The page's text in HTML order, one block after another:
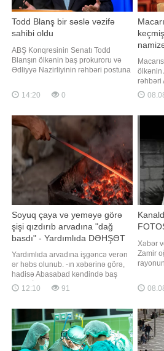
Todd Blanş bir səslə vəzifə
sahibi oldu
ABŞ Konqresinin Senatı Todd
Blanşın ölkənin baş prokuroru və
Ədliyyə Nazirliyinin rəhbəri postuna
təsdiqləyib. xəbər verir ki, bu
barədə "Associated Press" (AP)
respublikaçıların çoxluq təşkil etdiyi
Senat Blanşın namizədliyin
14:20 0
ölkənin
rəhbəri
sürüb.
Soyuq çaya və yeməyə görə
şişi qızdırıb arvadına "dağ
basdı" - Yardımlıda DƏHŞƏT
Yardımlıda arvadına işgəncə verən
ər həbs olunub. -ın xəbərinə görə,
hadisə Abasabad kəndində baş
verib. İttiham aktına görə, 31 yaşlı
Elçin Mütəllibov (şərti adla) yeməyin
qeyri-rəsmi şəkildə bir yerdə
yaşadığı zərərçəkən Gülnarı (şərti
adla) təhqir edib və yumruqla so
12:10 91
Xəbər
Zamir
keçən